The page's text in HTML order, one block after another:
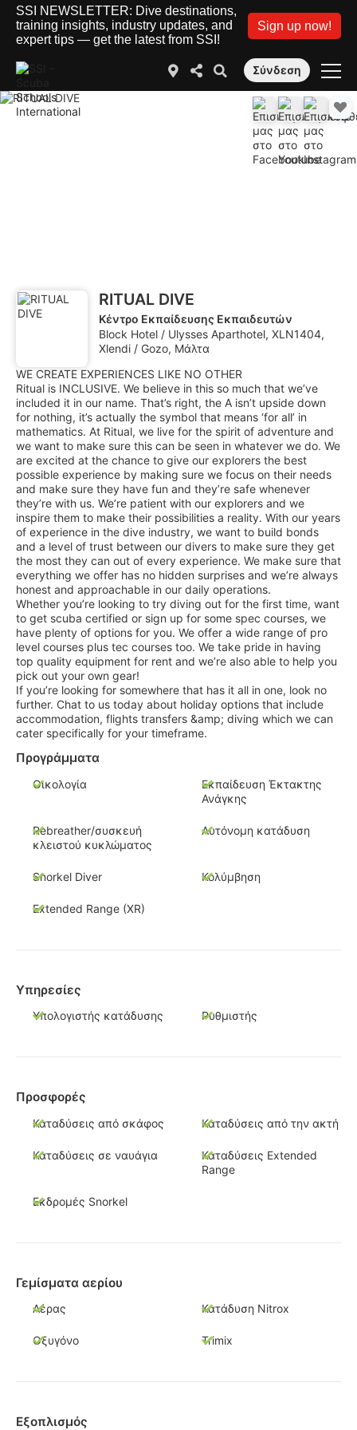
SSI NEWSLETTER: Dive destinations,
training insights, industry updates, and
expert tips — get the latest from SSI!
Sign up now!
Σύνδεση
RITUAL DIVE
Κέντρο Εκπαίδευσης Εκπαιδευτών
Block Hotel / Ulysses Aparthotel, XLN1404,
Xlendi / Gozo, Μάλτα
WE CREATE EXPERIENCES LIKE NO OTHER
Ritual is INCLUSIVE. We believe in this so much that we’ve
included it in our name. That’s right, the A isn’t upside down
for nothing, it’s actually the symbol that means ‘for all’ in
mathematics. At Ritual, we live for the spirit of adventure and
we want to make sure this can be seen in whatever we do. We
are excited at the chance to give our explorers the best
possible experience by making sure we focus on their needs
and make sure they have fun and they’re safe whenever
they’re with us. We’re patient with our explorers and we
inspire them to make their possibilities a reality. With our years
of experience in the dive industry, we want to build bonds
and a level of trust between our divers to make sure they get
the most they can out of every experience. We make sure that
everything we offer has no hidden surprises and we’re always
honest and approachable in our daily operations.
Whether you’re looking to try diving out for the first time, want
to get scuba certified or sign up for some spec courses, we
have plenty of options for you. We offer a wide range of pro
level courses plus tec courses too. We take pride in having
top quality equipment for rent and we’re also able to help you
pick out your own gear!
If you’re looking for somewhere that has it all in one, look no
further. Chat to us today about holiday options that include
accommodation, flights transfers &amp; diving which we can
cater specifically for your timeframe.
Προγράμματα
Οικολογία
Εκπαίδευση Έκτακτης
Ανάγκης
Rebreather/συσκευή
κλειστού κυκλώματος
Αυτόνομη κατάδυση
Snorkel Diver Κολύμβηση
Extended Range (XR)
Υπηρεσίες
Υπολογιστής κατάδυσης Ρυθμιστής
Προσφορές
Καταδύσεις από σκάφος Καταδύσεις από την ακτή
Καταδύσεις σε ναυάγια
Καταδύσεις Extended
Range
Εκδρομές Snorkel
Γεμίσματα αερίου
Αέρας Κατάδυση Nitrox
Οξυγόνο Trimix
Εξοπλισμός